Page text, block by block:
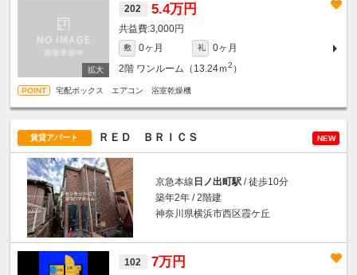
202 5.4万円
3,000円
敷 0ヶ月 礼
0ヶ月
2階 ワンルーム（13.24ｍ2 ）
宅配ボックス エアコン 浴室乾燥機
賃貸アパート ＲＥＤ ＢＲＩＣＳ NEW
京急本線 日ノ出町駅 / 徒歩10分
築年2年 / 2階建
神奈川県横浜市西区霞ケ丘
102 7万円